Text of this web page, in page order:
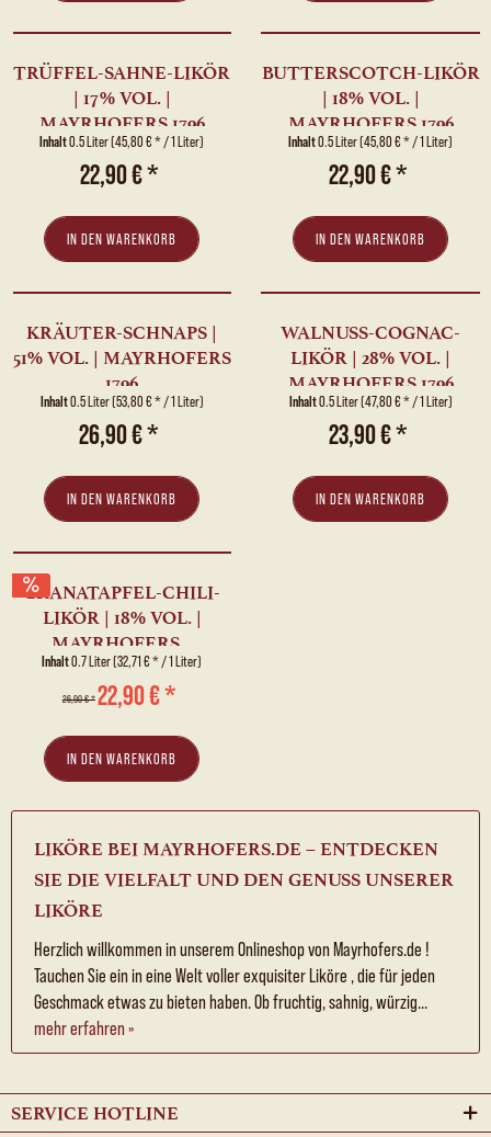
TRÜFFEL-SAHNE-LIKÖR
| 17% VOL. |
MAYRHOFERS 1796
Inhalt0.5 Liter(45,80 € * / 1 Liter)
22,90 € *
IN DEN WARENKORB
BUTTERSCOTCH-LIKÖR
| 18% VOL. |
MAYRHOFERS 1796
Inhalt0.5 Liter(45,80 € * / 1 Liter)
22,90 € *
IN DEN WARENKORB
KRÄUTER-SCHNAPS |
51% VOL. | MAYRHOFERS
1796
Inhalt0.5 Liter(53,80 € * / 1 Liter)
26,90 € *
IN DEN WARENKORB
WALNUSS-COGNAC-
LIKÖR | 28% VOL. |
MAYRHOFERS 1796
Inhalt0.5 Liter(47,80 € * / 1 Liter)
23,90 € *
IN DEN WARENKORB
GRANATAPFEL-CHILI-
LIKÖR | 18% VOL. |
MAYRHOFERS...
Inhalt0.7 Liter(32,71 € * / 1 Liter)
26,90 € *22,90 € *
IN DEN WARENKORB
LIKÖRE BEI MAYRHOFERS.DE – ENTDECKEN
SIE DIE VIELFALT UND DEN GENUSS UNSERER
LIKÖRE
Herzlich willkommen in unserem Onlineshop von Mayrhofers.de !
Tauchen Sie ein in eine Welt voller exquisiter Liköre , die für jeden
Geschmack etwas zu bieten haben. Ob fruchtig, sahnig, würzig...
mehr erfahren »
SERVICE HOTLINE